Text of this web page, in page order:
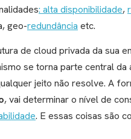
: alta disponibilidade,
geo-redundância etc.
de cloud privada da sua
se torna parte central da
jeito não resolve. A
, vai determinar o nível de
. E essas coisas são